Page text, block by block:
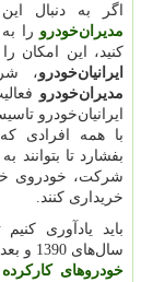
اگر به دنبال
مدیران‌خودرو را
کنید، این امکان
ایرانیان‌خودرو،
مدیران‌خودرو
ایرانیان‌خودرو
با همه افرادی
بفشارد تا
شرکت، خودروی
خریداری کنند.
باید یادآوری
سال‌های 1390 و بعد از آن است این امکان را دارند از
خودروهای کارکرده